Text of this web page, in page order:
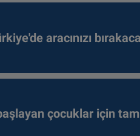
aracınızı
çocuklar için